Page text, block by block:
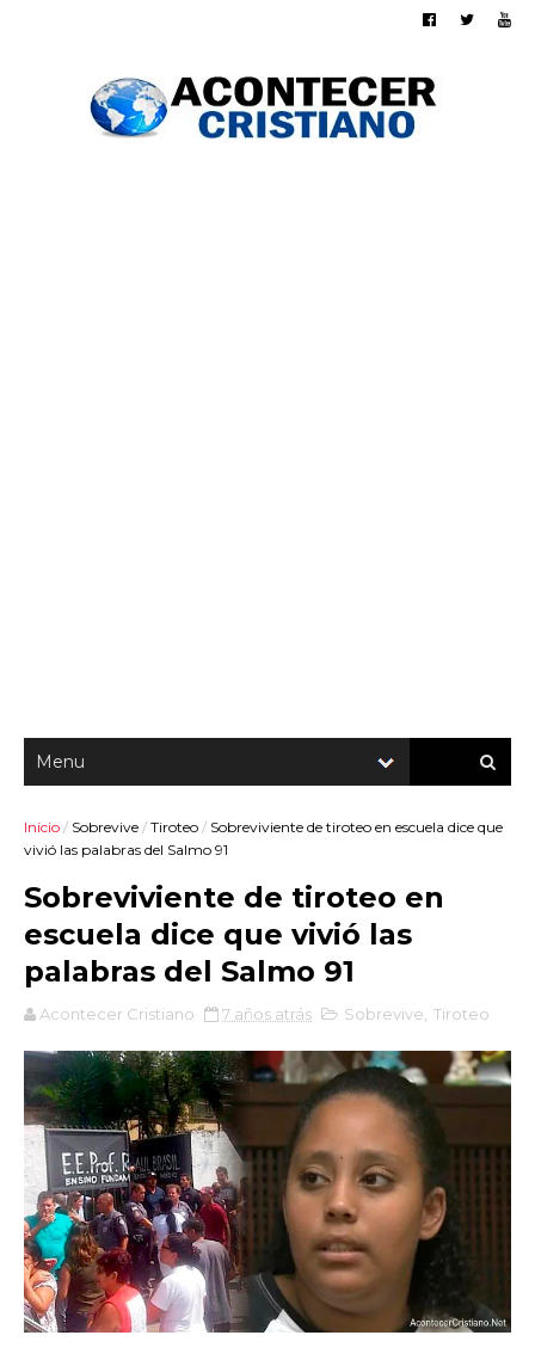
Inicio / Sobrevive / Tiroteo / Sobreviviente de tiroteo en escuela dice que
vivió las palabras del Salmo 91
Sobreviviente de tiroteo en
escuela dice que vivió las
palabras del Salmo 91
Acontecer Cristiano 7 años atrás Sobrevive Tiroteo